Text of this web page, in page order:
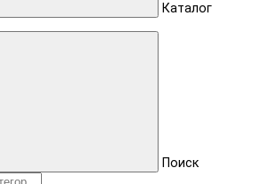
Каталог
Поиск